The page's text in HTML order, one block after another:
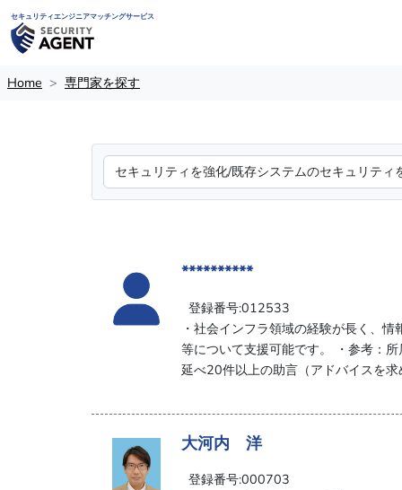
セキュリティエンジニアマッチングサービス
Home 専門家を探す
**********
登録番号:012533
・社会インフラ領域の経験が長く、
等について支援可能です。 ・参考：
延べ20件以上の助言（アドバイスを
大河内 洋
登録番号:000703